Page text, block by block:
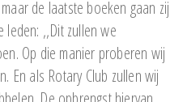
de laatste boeken gaan zij
leden: ,,Dit zullen we
Op die manier proberen wij
En als Rotary Club zullen wij